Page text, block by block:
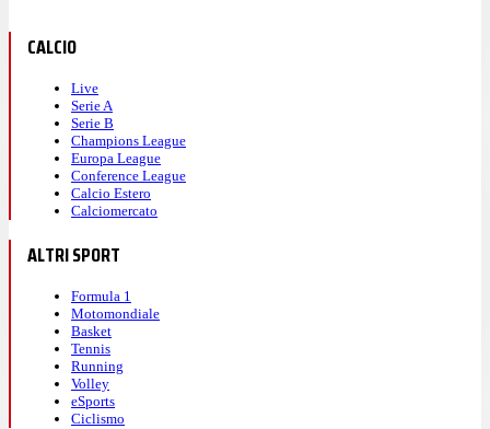
CALCIO
Live
Serie A
Serie B
Champions League
Europa League
Conference League
Calcio Estero
Calciomercato
ALTRI SPORT
Formula 1
Motomondiale
Basket
Tennis
Running
Volley
eSports
Ciclismo